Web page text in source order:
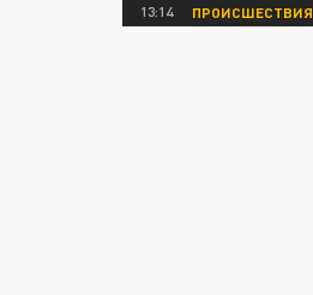
13:14 ПРОИСШЕСТВИЯ